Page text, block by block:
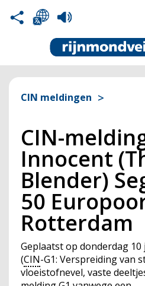
CIN meldingen
CIN-
Innocent
Blender)
50
Rotterdam
Geplaatst op donderdag 10
(CIN-G1: Verspreiding van
vloeistofnevel, vaste